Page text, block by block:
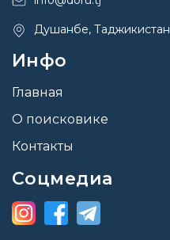
Душанбе, Таджикистан
Инфо
Главная
О поисковике
Контакты
Соцмедиа